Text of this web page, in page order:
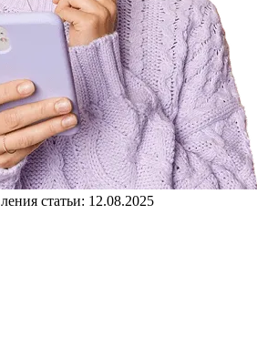
статьи: 12.08.2025